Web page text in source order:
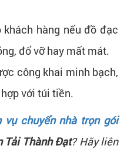
hàng nếu đồ đạc
đổ vỡ hay mất mát.
công khai minh bạch,
với túi tiền.
vụ chuyển nhà trọn gói
Tải Thành Đạt? Hãy liên